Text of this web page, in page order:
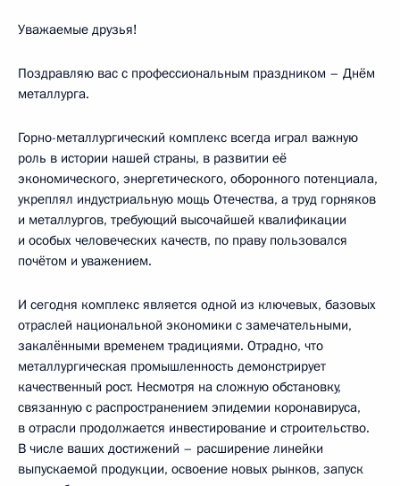
Уважаемые друзья!
Поздравляю вас с профессиональным праздником – Днём
металлурга.
Горно-металлургический комплекс всегда играл важную
роль в истории нашей страны, в развитии её
экономического, энергетического, оборонного потенциала,
укреплял индустриальную мощь Отечества, а труд горняков
и металлургов, требующий высочайшей квалификации
и особых человеческих качеств, по праву пользовался
почётом и уважением.
И сегодня комплекс является одной из ключевых, базовых
отраслей национальной экономики с замечательными,
закалёнными временем традициями. Отрадно, что
металлургическая промышленность демонстрирует
качественный рост. Несмотря на сложную обстановку,
связанную с распространением эпидемии коронавируса,
в отрасли продолжается инвестирование и строительство.
В числе ваших достижений – расширение линейки
выпускаемой продукции, освоение новых рынков, запуск